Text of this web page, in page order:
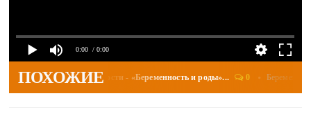
0:00 / 0:00
ПОХОЖИЕ
голова при беременности - «Беременность и роды»... 0 Беременность и